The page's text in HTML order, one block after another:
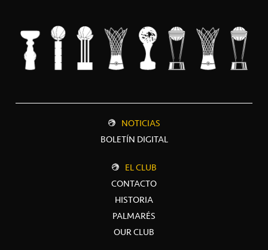
NOTICIAS
BOLETÍN DIGITAL
EL CLUB
CONTACTO
HISTORIA
PALMARÉS
OUR CLUB